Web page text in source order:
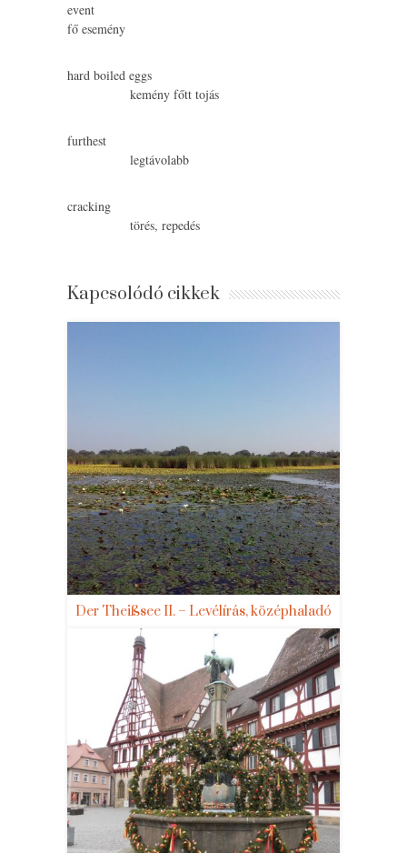
event
fő esemény
hard boiled eggs
kemény főtt tojás
furthest
legtávolabb
cracking
törés, repedés
Kapcsolódó cikkek
Der Theißsee II. – Levélírás, középhaladó